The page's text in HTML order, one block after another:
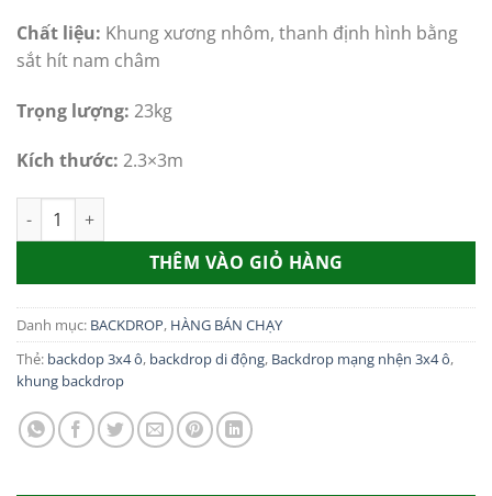
Chất liệu: Khung xương nhôm, thanh định hình bằng
sắt hít nam châm
Trọng lượng: 23kg
Kích thước: 2.3×3m
Backdrop mạng nhện 3x4 ô, backdrop di động số lượng
THÊM VÀO GIỎ HÀNG
Danh mục: BACKDROP, HÀNG BÁN CHẠY
Thẻ: backdop 3x4 ô, backdrop di động, Backdrop mạng nhện 3x4 ô,
khung backdrop